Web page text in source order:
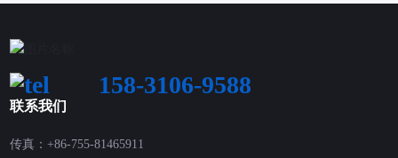
158-3106-9588
联系我们
传真：+86-755-81465911